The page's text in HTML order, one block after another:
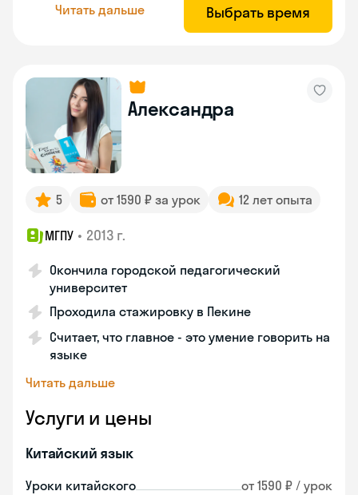
Читать дальше Выбрать время
Александра
5 от 1590 ₽ за урок 12 лет опыта
МГПУ • 2013 г.
Окончила городской педагогический
университет
Проходила стажировку в Пекине
Считает, что главное - это умение говорить на
языке
Читать дальше
Услуги и цены
Китайский язык
Уроки китайского от 1590 ₽ / урок